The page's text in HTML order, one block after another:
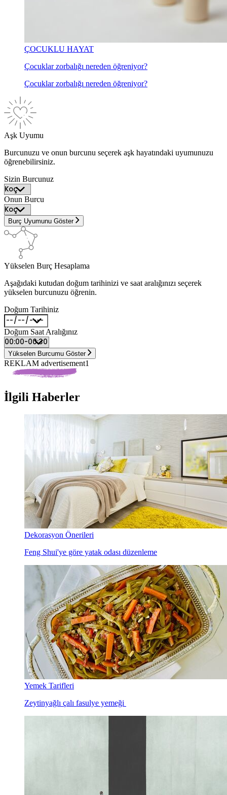
ÇOCUKLU HAYAT
Çocuklar zorbalığı nereden öğreniyor?
Çocuklar zorbalığı nereden öğreniyor?
Aşk Uyumu
Burcunuzu ve onun burcunu seçerek aşk hayatındaki uyumunuzu
öğrenebilirsiniz.
Sizin Burcunuz
Onun Burcu
Burç Uyumunu Göster
Yükselen Burç Hesaplama
Aşağıdaki kutudan doğum tarihinizi ve saat aralığınızı seçerek
yükselen burcunuzu öğrenin.
Doğum Tarihiniz
Doğum Saat Aralığınız
Yükselen Burcumu Göster
REKLAM advertisement1
İlgili Haberler
Dekorasyon Önerileri
Feng Shui'ye göre yatak odası düzenleme
Yemek Tarifleri
Zeytinyağlı çalı fasulye yemeği